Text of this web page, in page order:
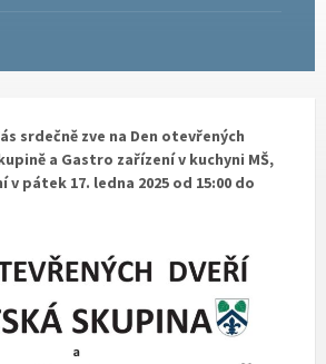
srdečně zve na Den otevřených
a Gastro zařízení v kuchyni MŠ,
pátek 17. ledna 2025 od 15:00 do